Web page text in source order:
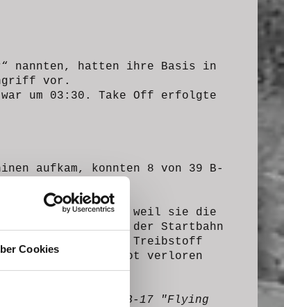
Cookies
nannten, hatten ihre Basis in
vor.
um 03:30. Take Off erfolgte
aufkam, konnten 8 von 39 B-
beim Take- Off, weil sie die
streifte am Ende der Startbahn
fing sie Feuer, der Treibstoff
Pilot und Co-Pilot verloren
unverletzt.
einer Boeing B-17 "Flying